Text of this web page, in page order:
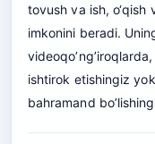
tovush va ish,
imkonini beradi.
ishtirok etishingiz
bahramand